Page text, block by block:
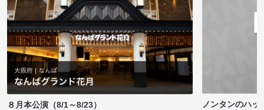
８月本公演（8/1～8/23）
ノンタンのハッ